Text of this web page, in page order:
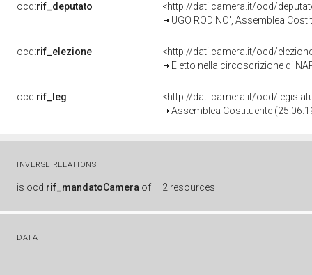
ocd:rif_deputato
<http://dati.camera.it/ocd/
UGO RODINO', Assemblea
ocd:rif_elezione
<http://dati.camera.it/ocd/
Eletto nella circoscrizione di
ocd:rif_leg
<http://dati.camera.it/ocd/
Assemblea Costituente
INVERSE RELATIONS
is ocd:rif_mandatoCamera of 2 resources
DATA